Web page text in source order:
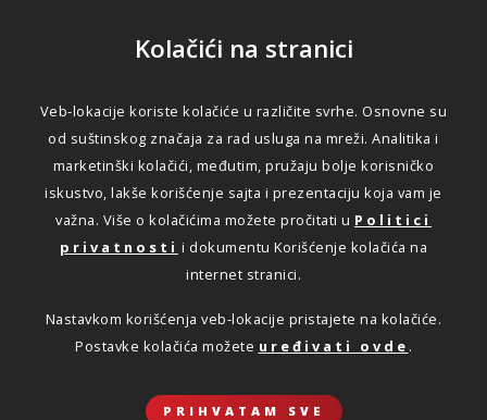
Kolačići na stranici
Veb-lokacije koriste kolačiće u različite svrhe. Osnovne su
od suštinskog značaja za rad usluga na mreži. Analitika i
marketinški kolačići, međutim, pružaju bolje korisničko
iskustvo, lakše korišćenje sajta i prezentaciju koja vam je
važna. Više o kolačićima možete pročitati u Politici
privatnosti i dokumentu Korišćenje kolačića na
internet stranici.
Nastavkom korišćenja veb-lokacije pristajete na kolačiće.
Postavke kolačića možete uređivati ovde .
PRIHVATAM SVE